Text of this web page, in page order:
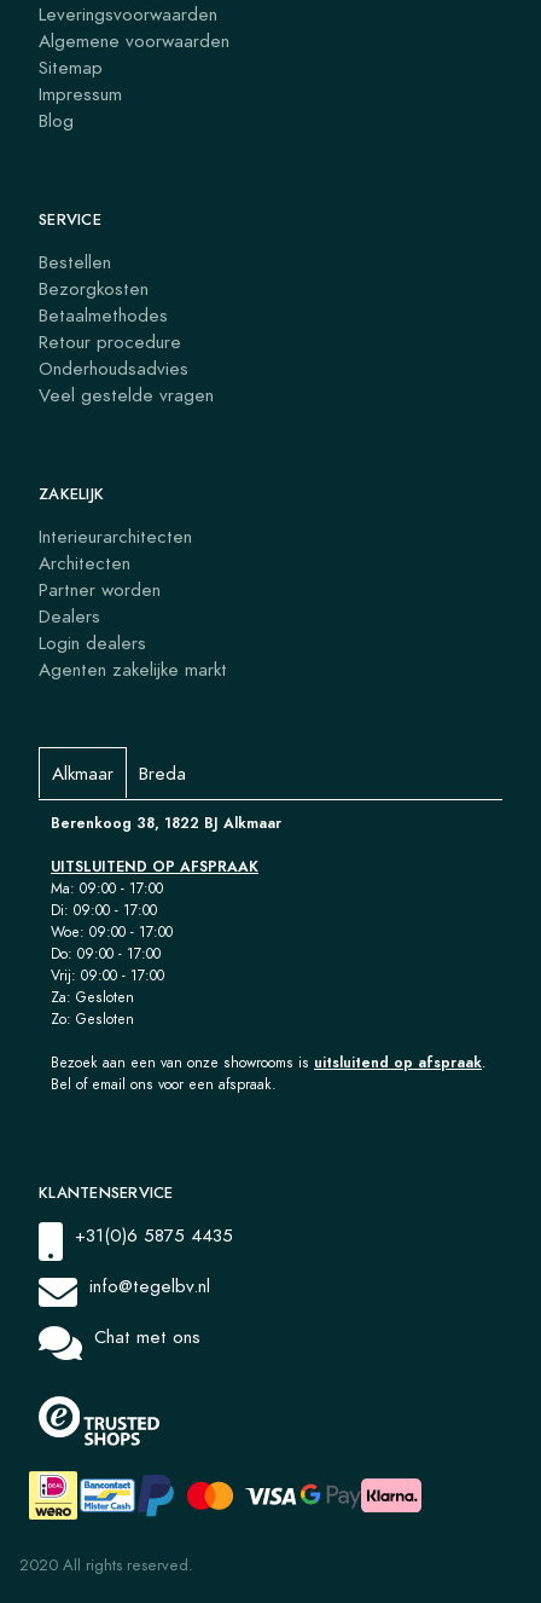
Leveringsvoorwaarden
Algemene voorwaarden
Sitemap
Impressum
Blog
SERVICE
Bestellen
Bezorgkosten
Betaalmethodes
Retour procedure
Onderhoudsadvies
Veel gestelde vragen
ZAKELIJK
Interieurarchitecten
Architecten
Partner worden
Dealers
Login dealers
Agenten zakelijke markt
Alkmaar Breda
Berenkoog 38, 1822 BJ Alkmaar
UITSLUITEND OP AFSPRAAK
Ma: 09:00 - 17:00
Di: 09:00 - 17:00
Woe: 09:00 - 17:00
Do: 09:00 - 17:00
Vrij: 09:00 - 17:00
Za: Gesloten
Zo: Gesloten
Bezoek aan een van onze showrooms is uitsluitend op afspraak.
Bel of email ons voor een afspraak.
KLANTENSERVICE
+31(0)6 5875 4435
info@tegelbv.nl
Chat met ons
2020 All rights reserved.